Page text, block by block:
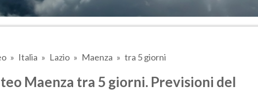
Italia Lazio Maenza tra 5 giorni
Maenza tra 5 giorni. Previsioni del